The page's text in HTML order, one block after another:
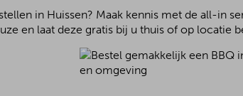
in Huissen? Maak kennis met de all-in
en laat deze gratis bij u thuis of op locatie